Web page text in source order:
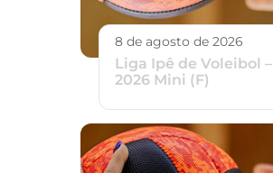
8 de agosto de 2026
Liga Ipê de Voleibol –
2026 Mini (F)